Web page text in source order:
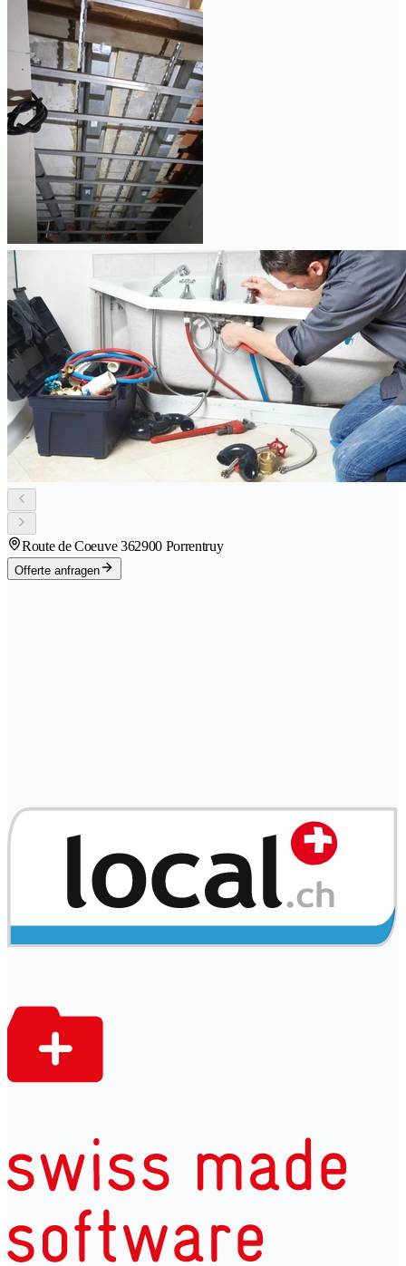
Route de Coeuve 362900 Porrentruy
Offerte anfragen